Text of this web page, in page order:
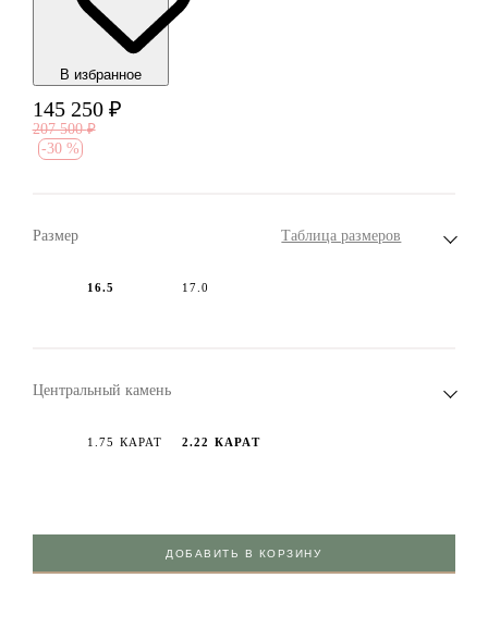
В избранноe
145 250 ₽
207 500 ₽
-30 %
Размер Таблица размеров
16.5 17.0
Центральный камень
1.75 КАРАТ 2.22 КАРАТ
ДОБАВИТЬ В КОРЗИНУ